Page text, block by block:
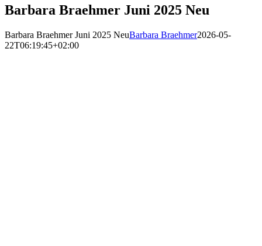
Barbara Braehmer Juni 2025 Neu
Barbara Braehmer Juni 2025 NeuBarbara Braehmer2026-05-
22T06:19:45+02:00